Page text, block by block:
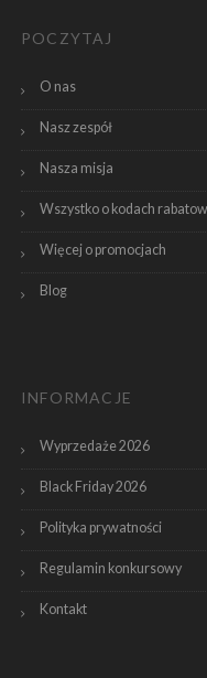
POCZYTAJ
O nas
Nasz zespół
Nasza misja
Wszystko o kodach
Więcej o promocjach
Blog
INFORMACJE
Wyprzedaże 2026
Black Friday 2026
Polityka prywatności
Regulamin konkursowy
Kontakt